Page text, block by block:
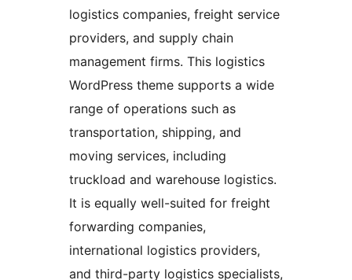
logistics companies, freight service
providers, and supply chain
management firms. This logistics
WordPress theme supports a wide
range of operations such as
transportation, shipping, and
moving services, including
truckload and warehouse logistics.
It is equally well-suited for freight
forwarding companies,
international logistics providers,
and third-party logistics specialists,